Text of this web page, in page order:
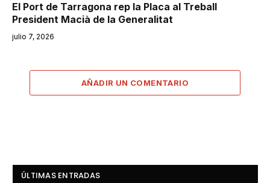
El Port de Tarragona rep la Placa al Treball
President Macià de la Generalitat
julio 7, 2026
AÑADIR UN COMENTARIO
ÚLTIMAS ENTRADAS